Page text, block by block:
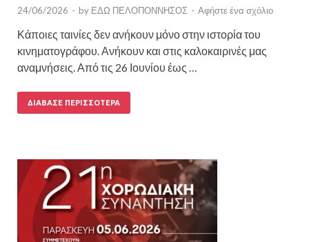
24/06/2026 - by ΕΔΩ ΠΕΛΟΠΟΝΝΗΣΟΣ - Αφήστε ένα σχόλιο
Κάποιες ταινίες δεν ανήκουν μόνο στην ιστορία του
κινηματογράφου. Ανήκουν και στις καλοκαιρινές μας
αναμνήσεις. Από τις 26 Ιουνίου έως …
ΔΙΆΒΑΣΕ ΠΕΡΙΣΣΌΤΕΡΑ